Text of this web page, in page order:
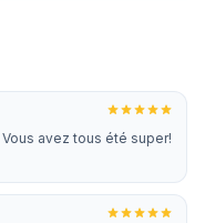
avez tous été super!